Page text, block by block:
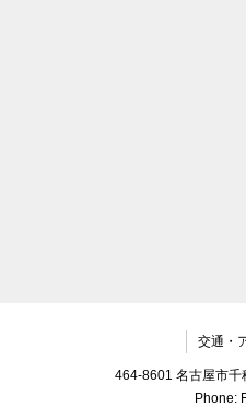
交通・
464-8601 名古屋市千
Phone: